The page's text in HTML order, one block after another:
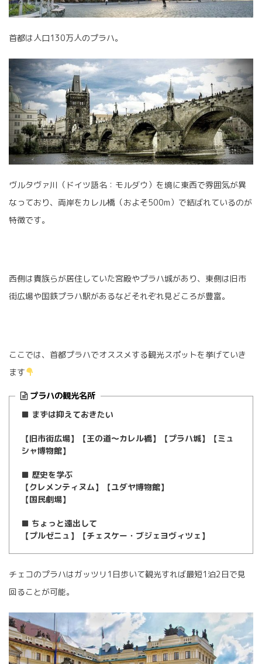
首都は人口130万人のプラハ。
ヴルタヴァ川（ドイツ語名：モルダウ）を境に東西で雰囲気が異
なっており、両岸をカレル橋（およそ500m）で結ばれているのが
特徴です。
西側は貴族らが居住していた宮殿やプラハ城があり、東側は旧市
街広場や国鉄プラハ駅があるなどそれぞれ見どころが豊富。
ここでは、首都プラハでオススメする観光スポットを挙げていき
ます
プラハの観光名所
■ まずは抑えておきたい
【旧市街広場】【王の道〜カレル橋】【プラハ城】【ミュ
シャ博物館】
■ 歴史を学ぶ
【クレメンティヌム】【ユダヤ博物館】
【国民劇場】
■ ちょっと遠出して
【プルゼニュ】【チェスケー・ブジェヨヴィツェ】
チェコのプラハはガッツリ1日歩いて観光すれば最短1泊2日で見
回ることが可能。